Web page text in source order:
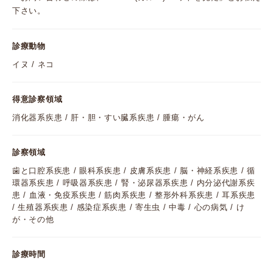
下さい。
診療動物
イヌ / ネコ
得意診察領域
消化器系疾患 / 肝・胆・すい臓系疾患 / 腫瘍・がん
診察領域
歯と口腔系疾患 / 眼科系疾患 / 皮膚系疾患 / 脳・神経系疾患 / 循
環器系疾患 / 呼吸器系疾患 / 腎・泌尿器系疾患 / 内分泌代謝系疾
患 / 血液・免疫系疾患 / 筋肉系疾患 / 整形外科系疾患 / 耳系疾患
/ 生殖器系疾患 / 感染症系疾患 / 寄生虫 / 中毒 / 心の病気 / け
が・その他
診療時間